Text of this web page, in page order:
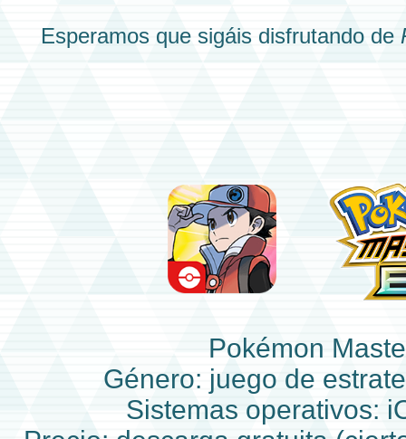
Esperamos que sigáis disfrutando de
Pokémon
Género: juego de
Sistemas operativos: